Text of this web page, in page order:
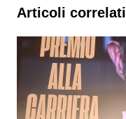
Articoli correlati